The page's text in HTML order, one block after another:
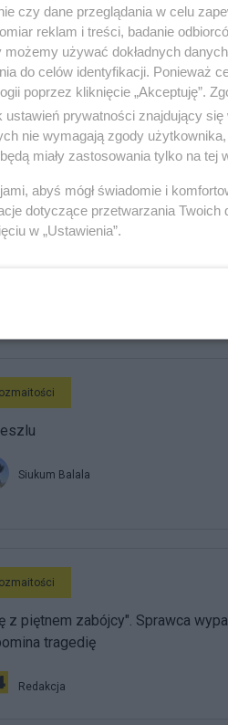
umysłem, który kalkuluje i
Siukum Balala
z piętnem zabójcy". Sprawca
tragedię
Redakcja
czy dane przeglądania w celu
reklam i treści, badanie
używać dokładnych
do celów identyfikacji. Ponieważ
poprzez kliknięcie „Akceptuję”.
prywatności znajdujący
nie wymagają zgody
miały zastosowania tylko na tej
abyś mógł świadomie i
dotyczące przetwarzania
w „Ustawienia”.